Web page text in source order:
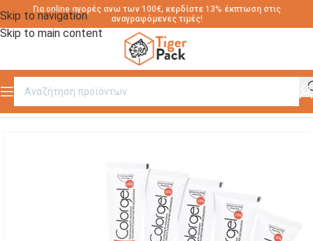
Skip to navigation
Skip to main content
Για online αγορές ανω των 100€, κερδίστε 13% έκπτωση στις
αναγραφόμενες τιμές!
Αρχική σελίδα / ΔΙΑΚΟΣΜΗΤΙΚΑ ΓΛΥΚΩΝ